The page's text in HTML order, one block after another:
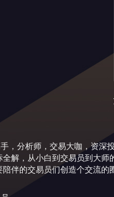
分析师，交易大咖，资深
解，从小白到交易员到大
伴的交易员们创造个交流的